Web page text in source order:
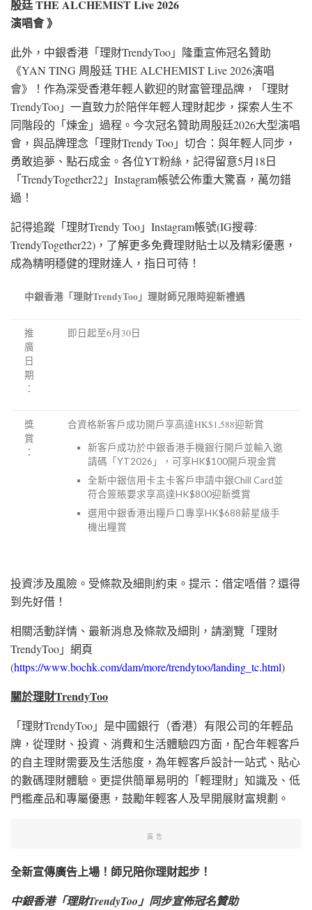
殷廷 THE ALCHEMIST Live 2026
演唱會 》
此外，中銀香港「理財TrendyToo」隆重宣佈冠名贊助
《YAN TING 周殷廷 THE ALCHEMIST Live 2026演唱
會》！作為深受香港年輕人歡迎的財富管理品牌，「理財
TrendyToo」一直致力於陪伴年輕人理財起步，探索人生不
同階段的「煉金」過程。今次冠名贊助周殷廷2026大型演唱
會，與品牌理念「理財Trendy Too」切合：與年輕人同步，
勇敢追夢、點石成金。各位YT粉絲，記得留意5月18日
「TrendyTogether22」Instagram帳號公佈重大驚喜，萬勿錯
過！
記得追蹤「理財Trendy Too」Instagram帳號(IG搜尋:
TrendyTogether22)，了解更多免費理財貼士以及精彩優惠，
成為精明穩健的理財達人，指日可待！
中銀香港「理財TrendyToo」理財師兄限時迎新禮遇
推
廣
日
期
：
即日起至6月30日
獎
賞
：
合資格新客戶成功開戶享高達HK$1,588迎新賞
新客戶成功於中銀香港手機銀行開戶並輸入邀
請碼「YT2026」，可享HK$100開戶現金賞
全新中銀信用卡主卡客戶申請中銀Chill Card並
符合簽賬要求享高達HK$800迎新獎賞
選用中銀香港出糧戶口專享HK$688薪星級手
機出糧賞
投資涉及風險。受條款及細則約束。提示：借定唔借？還得
到先好借！
相關活動詳情、最新消息及條款及細則，請瀏覽「理財
TrendyToo」網頁
(https://www.bochk.com/dam/more/trendytoo/landing_tc.html)
關於理財TrendyToo
「理財TrendyToo」是中國銀行（香港）有限公司的年輕品
牌，從理財、投資、消費和生活體驗四方面，配合年輕客戶
的自主理財需要及生活態度，為年輕客戶設計一站式、貼心
的數碼理財體驗。更提供簡單易明的「輕理財」知識及、低
門檻產品和專屬優惠，鼓勵年輕客人及早開展財富規劃。
廣告
全新宣傳廣告上場！師兄陪你理財起步！
中銀香港「理財TrendyToo」同步宣佈冠名贊助